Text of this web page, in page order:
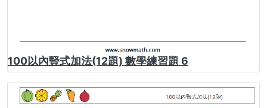
100以內豎式加法(12題) 數學練習題 6